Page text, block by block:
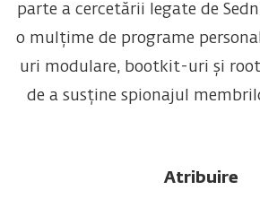
parte a cercetării legate de
o mulțime de programe
uri modulare, bootkit-uri și
de a susține spionajul
Atribuire